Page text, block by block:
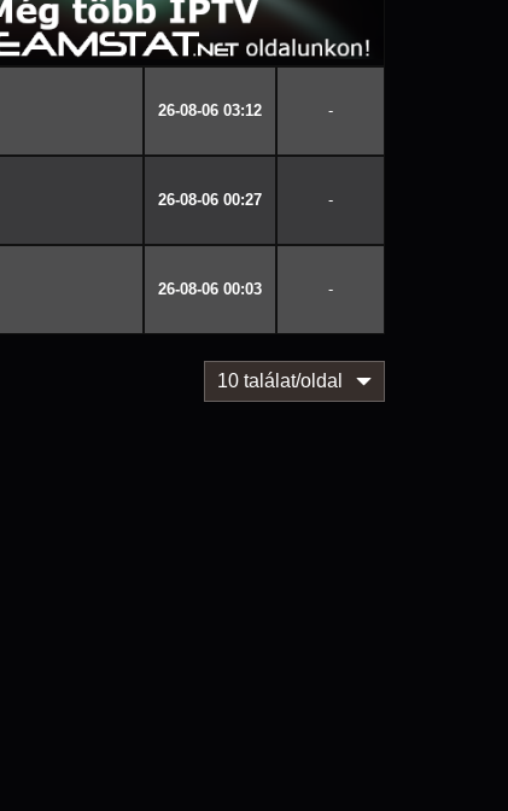
26-08-06 03:12 -
26-08-06 00:27 -
26-08-06 00:03 -
10 találat/oldal